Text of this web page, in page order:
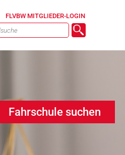
FLVBW MITGLIEDER-LOGIN
Fahrschule suchen